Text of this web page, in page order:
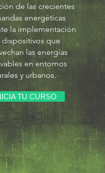
de las crecientes
energéticas
la implementación
dispositivos que
las energías
en entornos
y urbanos.
TU CURSO